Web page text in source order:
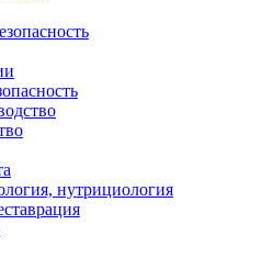
нутрициология